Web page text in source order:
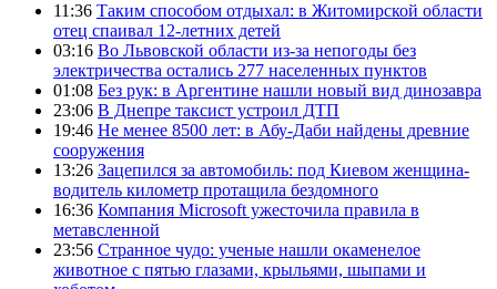
11:36 Таким способом отдыхал: в Житомирской области
отец спаивал 12-летних детей
03:16 Во Львовской области из-за непогоды без
электричества остались 277 населенных пунктов
01:08 Без рук: в Аргентине нашли новый вид динозавра
23:06 В Днепре таксист устроил ДТП
19:46 Не менее 8500 лет: в Абу-Даби найдены древние
сооружения
13:26 Зацепился за автомобиль: под Киевом женщина-
водитель километр протащила бездомного
16:36 Компания Microsoft ужесточила правила в
метавсленной
23:56 Странное чудо: ученые нашли окаменелое
животное с пятью глазами, крыльями, шыпами и